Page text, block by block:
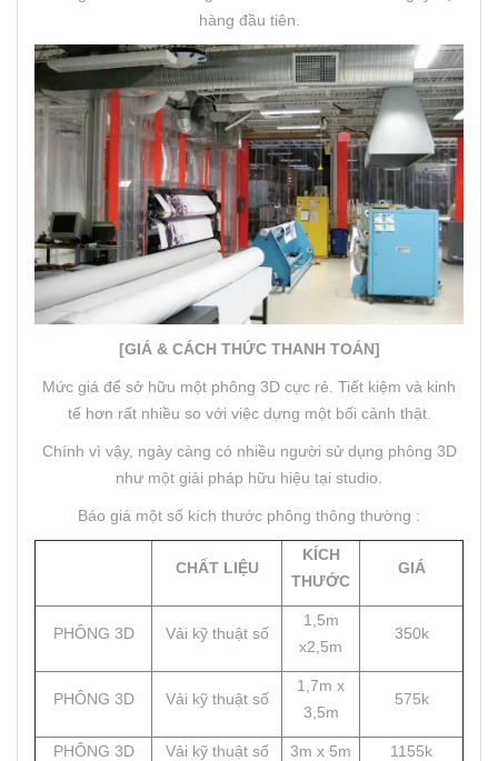
hàng đầu tiên.
[GIÁ & CÁCH THỨC THANH TOÁN]
Mức giá để sở hữu một phông 3D cực rẻ. Tiết kiệm và kinh
tế hơn rất nhiều so với việc dựng một bối cảnh thật.
Chính vì vậy, ngày càng có nhiều người sử dụng phông 3D
như một giải pháp hữu hiệu tại studio.
Báo giá một số kích thước phông thông thường :
CHẤT LIỆU
KÍCH
THƯỚC
GIÁ
PHÔNG 3D Vải kỹ thuật số
1,5m
x2,5m
350k
PHÔNG 3D Vải kỹ thuật số
1,7m x
3,5m
575k
PHÔNG 3D Vải kỹ thuật số 3m x 5m 1155k